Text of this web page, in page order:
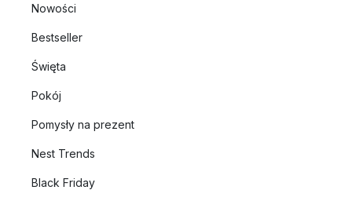
Nowości
Bestseller
Święta
Pokój
Pomysły na prezent
Nest Trends
Black Friday